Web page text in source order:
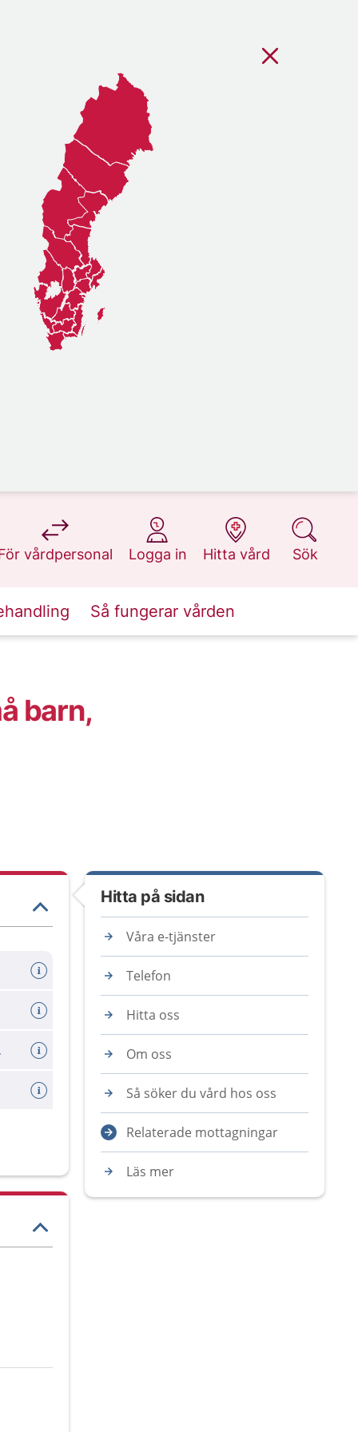
vårdpersonal
på 1177.se
Logga in
på 1177.se
Hitta vård
på 1177.se
Sök
på 1177.se
Så fungerar vården
barn,
Hitta på sidan
Våra e-tjänster
Telefon
Hitta oss
Om oss
Så söker du vård hos oss
Relaterade mottagningar
Läs mer